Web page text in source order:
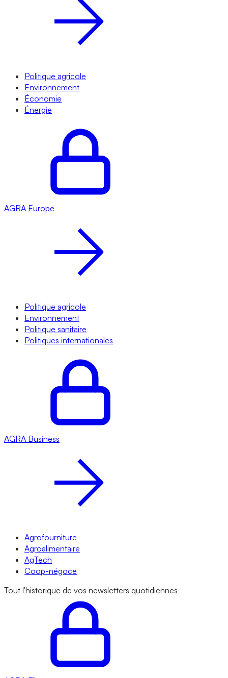
Politique agricole
Environnement
Économie
Énergie
AGRA Europe
Politique agricole
Environnement
Politique sanitaire
Politiques internationales
AGRA Business
Agrofourniture
Agroalimentaire
AgTech
Coop-négoce
Tout l'historique de vos newsletters quotidiennes